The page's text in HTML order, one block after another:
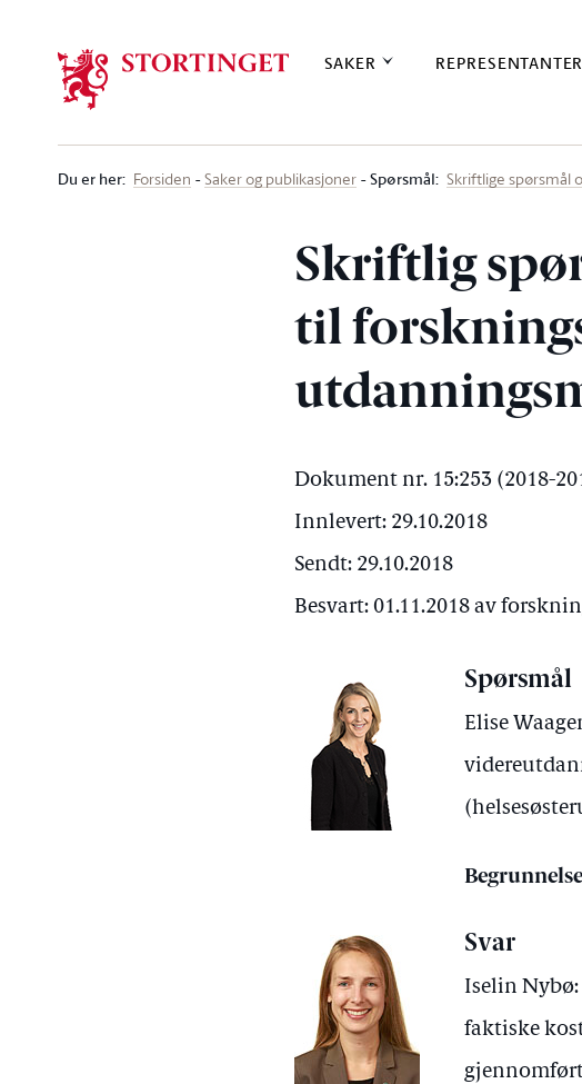
SAKER
Du er her: Forsiden Saker og publikasjoner Spørsmål: Skriftlige spørsmål
Skriftlig
til
Dokument nr. 15:253 (2018-
Innlevert: 29.10.2018
Sendt: 29.10.2018
Besvart: 01.11.2018 av
Spørsmål
Elise
Begrunnelse
Svar
Iselin
faktiske